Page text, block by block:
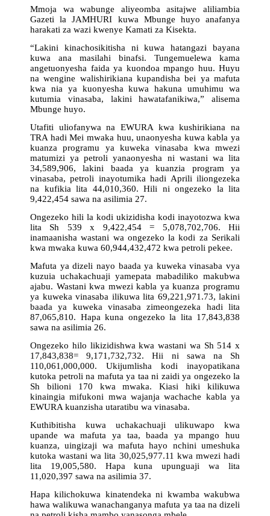
Mmoja wa wabunge aliyeomba asitajwe aliliambia
Gazeti la JAMHURI kuwa Mbunge huyo anafanya
harakati za wazi kwenye Kamati za Kisekta.
“Lakini kinachosikitisha ni kuwa hatangazi bayana
kuwa ana masilahi binafsi. Tungemuelewa kama
angetuonyesha faida ya kuondoa mpango huu. Huyu
na wengine walishirikiana kupandisha bei ya mafuta
kwa nia ya kuonyesha kuwa hakuna umuhimu wa
kutumia vinasaba, lakini hawatafanikiwa,” alisema
Mbunge huyo.
Utafiti uliofanywa na EWURA kwa kushirikiana na
TRA hadi Mei mwaka huu, unaonyesha kuwa kabla ya
kuanza programu ya kuweka vinasaba kwa mwezi
matumizi ya petroli yanaonyesha ni wastani wa lita
34,589,906, lakini baada ya kuanzia program ya
vinasaba, petroli inayotumika hadi Aprili iliongezeka
na kufikia lita 44,010,360. Hili ni ongezeko la lita
9,422,454 sawa na asilimia 27.
Ongezeko hili la kodi ukizidisha kodi inayotozwa kwa
lita Sh 539 x 9,422,454 = 5,078,702,706. Hii
inamaanisha wastani wa ongezeko la kodi za Serikali
kwa mwaka kuwa 60,944,432,472 kwa petroli pekee.
Mafuta ya dizeli nayo baada ya kuweka vinasaba vya
kuzuia uchakachuaji yamepata mabadiliko makubwa
ajabu. Wastani kwa mwezi kabla ya kuanza programu
ya kuweka vinasaba ilikuwa lita 69,221,971.73, lakini
baada ya kuweka vinasaba zimeongezeka hadi lita
87,065,810. Hapa kuna ongezeko la lita 17,843,838
sawa na asilimia 26.
Ongezeko hilo likizidishwa kwa wastani wa Sh 514 x
17,843,838= 9,171,732,732. Hii ni sawa na Sh
110,061,000,000. Ukijumlisha kodi inayopatikana
kutoka petroli na mafuta ya taa ni zaidi ya ongezeko la
Sh bilioni 170 kwa mwaka. Kiasi hiki kilikuwa
kinaingia mifukoni mwa wajanja wachache kabla ya
EWURA kuanzisha utaratibu wa vinasaba.
Kuthibitisha kuwa uchakachuaji ulikuwapo kwa
upande wa mafuta ya taa, baada ya mpango huu
kuanza, uingizaji wa mafuta hayo nchini umeshuka
kutoka wastani wa lita 30,025,977.11 kwa mwezi hadi
lita 19,005,580. Hapa kuna upunguaji wa lita
11,020,397 sawa na asilimia 37.
Hapa kilichokuwa kinatendeka ni kwamba wakubwa
hawa walikuwa wanachanganya mafuta ya taa na dizeli